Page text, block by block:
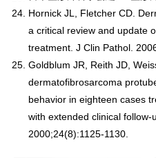
Hornick JL, Fletcher CD.
a critical review and update
treatment. J Clin Pathol.
Goldblum JR, Reith JD,
dermatofibrosarcoma
behavior in eighteen cases
with extended clinical follow-
2000;24(8):1125-1130.